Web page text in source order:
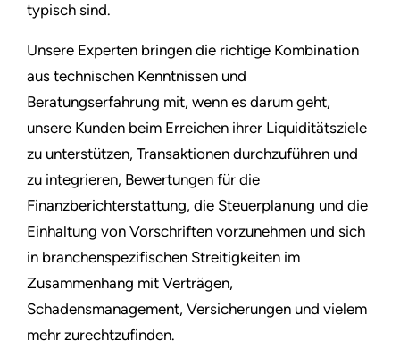
typisch sind.
Unsere Experten bringen die richtige Kombination
aus technischen Kenntnissen und
Beratungserfahrung mit, wenn es darum geht,
unsere Kunden beim Erreichen ihrer Liquiditätsziele
zu unterstützen, Transaktionen durchzuführen und
zu integrieren, Bewertungen für die
Finanzberichterstattung, die Steuerplanung und die
Einhaltung von Vorschriften vorzunehmen und sich
in branchenspezifischen Streitigkeiten im
Zusammenhang mit Verträgen,
Schadensmanagement, Versicherungen und vielem
mehr zurechtzufinden.